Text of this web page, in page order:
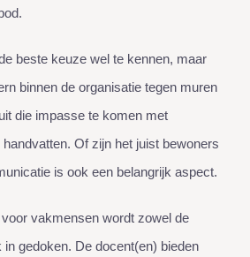
beste keuze wel te kennen, maar
binnen de organisatie tegen muren
die impasse te komen met
Of zijn het juist bewoners
is ook een belangrijk aspect.
vakmensen wordt zowel de
gedoken. De docent(en) bieden